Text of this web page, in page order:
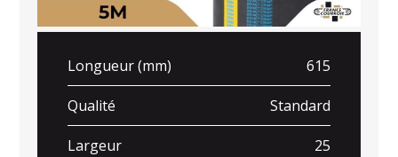
Longueur (mm) 615
Qualité Standard
Largeur 25